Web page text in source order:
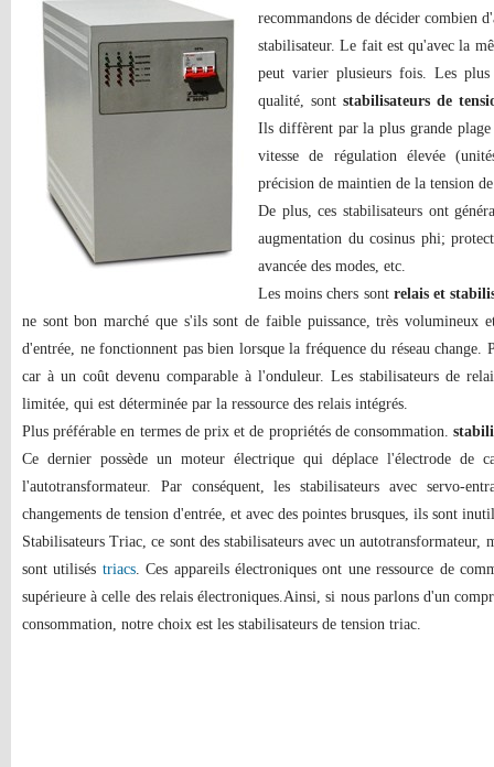
recommandons de décider combien
stabilisateur. Le fait est qu'avec la
peut varier plusieurs fois. Les
qualité, sont stabilisateurs de
Ils diffèrent par la plus grande
vitesse de régulation élevée
précision de maintien de la tension
De plus, ces stabilisateurs ont
augmentation du cosinus phi;
avancée des modes, etc.
Les moins chers sont relais et
ne sont bon marché que s'ils sont de faible puissance, très volumineux
d'entrée, ne fonctionnent pas bien lorsque la fréquence du réseau change.
car à un coût devenu comparable à l'onduleur. Les stabilisateurs de
limitée, qui est déterminée par la ressource des relais intégrés.
Plus préférable en termes de prix et de propriétés de consommation.
Ce dernier possède un moteur électrique qui déplace l'électrode de
l'autotransformateur. Par conséquent, les stabilisateurs avec servo-
changements de tension d'entrée, et avec des pointes brusques, ils sont
Stabilisateurs Triac, ce sont des stabilisateurs avec un
sont utilisés triacs. Ces appareils électroniques ont une ressource de
supérieure à celle des relais électroniques.Ainsi, si nous parlons d'un
consommation, notre choix est les stabilisateurs de tension triac.